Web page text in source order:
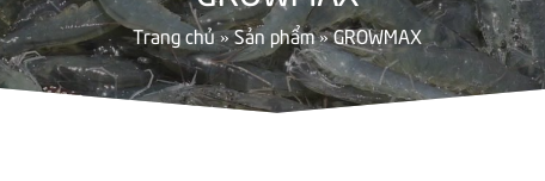
Trang chủ»Sản phẩm»GROWMAX